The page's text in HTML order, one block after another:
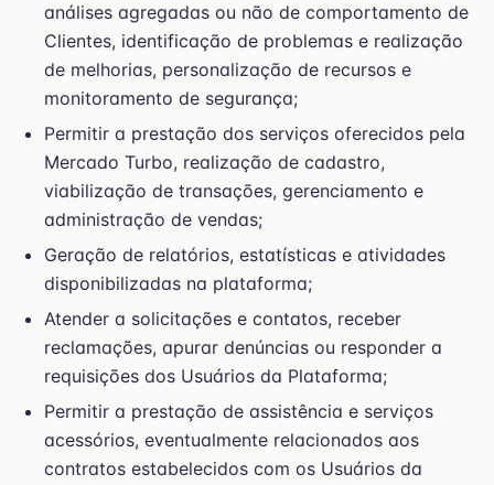
análises agregadas ou não de comportamento de
Clientes, identificação de problemas e realização
de melhorias, personalização de recursos e
monitoramento de segurança;
Permitir a prestação dos serviços oferecidos pela
Mercado Turbo, realização de cadastro,
viabilização de transações, gerenciamento e
administração de vendas;
Geração de relatórios, estatísticas e atividades
disponibilizadas na plataforma;
Atender a solicitações e contatos, receber
reclamações, apurar denúncias ou responder a
requisições dos Usuários da Plataforma;
Permitir a prestação de assistência e serviços
acessórios, eventualmente relacionados aos
contratos estabelecidos com os Usuários da